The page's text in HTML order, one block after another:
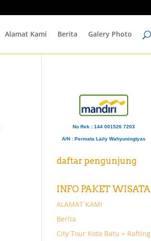
Alamat Kami Berita Galery Photo
No Rek : 144 001526 7203
A/N : Permata Laily Wahyuningtyas
daftar pengunjung
INFO PAKET WISATA
ALAMAT KAMI
Berita
City Tour Kota Batu + Rafting